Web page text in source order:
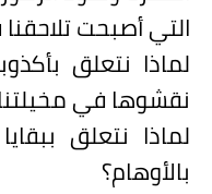
التي أصبحت
لماذا نتعلق
نقشوها في
لماذا نتعلق
بالأوهام؟